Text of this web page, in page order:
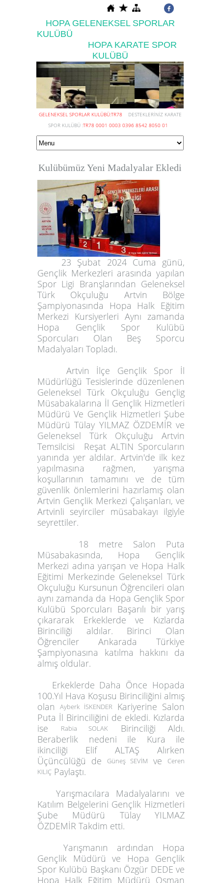
HOPA GELENEKSEL SPORLAR
KULÜBÜ
HOPA KARATE SPOR
KULÜBÜ
GELENEKSEL SPORLAR KULÜBÜ:TR78
DESTEKLERİNİZ KARATE
SPOR KULÜBÜ :TR78 0001 0003 0396 8542 8050 01
Kulübümüz Yeni Madalyalar Ekledi
23 Şubat 2024 Cuma günü,
Gençlik Merkezleri arasında yapılan
Spor Ligi Branşlarından Geleneksel
Türk Okçuluğu Artvin Bölge
Şampiyonasında Hopa Halk Eğitim
Merkezi Kursiyerleri Aynı zamanda
Hopa Gençlik Spor Kulübü
Sporcuları Olan Beş Sporcu
Madalyaları Topladı.
Artvin İlçe Gençlik Spor İl
Müdürlüğü Tesislerinde düzenlenen
Geleneksel Türk Okçuluğu Gençlig
Müsabakalarına İl Gençlik Hizmetleri
Müdürü Ve Gençlik Hizmetleri Şube
MüdürüTülay YILMAZ ÖZDEMİR ve
Geleneksel Türk Okçuluğu Artvin
Temsilcisi Reşat ALTIN Sporcuların
yanında yer aldılar. Artvin'de ilk kez
yapılmasına rağmen, yarışma
koşullarının tamamını ve de tüm
güvenlik önlemlerini hazırlamış olan
Artvin Gençlik Merkezi Çalışanları, ve
Artvinli seyirciler müsabakayı ilgiyle
seyrettiler.
18 metre Salon Puta
Müsabakasında, Hopa Gençlik
Merkezi adına yarışan ve Hopa Halk
Eğitimi Merkezinde Geleneksel Türk
Okçuluğu Kursunun Öğrencileri olan
aynı zamanda da Hopa Gençlik Spor
Kulübü Sporcuları Başarılı bir yarış
çıkararak Erkeklerde ve Kızlarda
Birinciliği aldılar. Birinci Olan
Öğrenciler Ankarada Türkiye
Şampiyonasına katılma hakkını da
almış oldular.
Erkeklerde Daha Önce Hopada
100.Yıl Hava Koşusu Birinciliğini almış
olanAyberk İSKENDER
Kariyerine Salon
Puta İl Birinciliğini de ekledi. Kızlarda
ise
Rabia SOLAK
Birinciliği Aldı.
Beraberlik nedeni ile Kura ile
ikinciliği Elif ALTAŞ Alırken
Üçüncülüğü de
Güneş SEVİM ve
Ceren
KILIÇ Paylaştı.
Yarışmacılara Madalyalarını ve
Katılım Belgelerini Gençlik Hizmetleri
Şube Müdürü Tülay YILMAZ
ÖZDEMİR Takdim etti.
Yarışmanın ardından Hopa
Gençlik Müdürü ve Hopa Gençlik
Spor Kulübü Başkanı Özgür DEDE ve
Hopa Halk Eğitim Müdürü Osman